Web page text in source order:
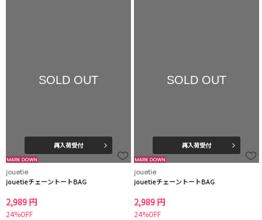
SOLD OUT
再入荷受付
jouetie
jouetieチェーントートBAG
2,989 円
24%OFF
SOLD OUT
再入荷受付
jouetie
jouetieチェーントートBAG
2,989 円
24%OFF